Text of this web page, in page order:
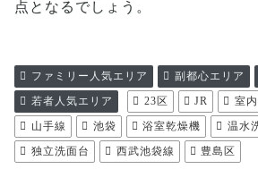
点となるでしょう。
ファミリー人気エリア 副都心エリア
若者人気エリア
23区 JR
室
山手線
池袋 浴室乾燥機
温水
独立洗面台
西武池袋線 豊島区